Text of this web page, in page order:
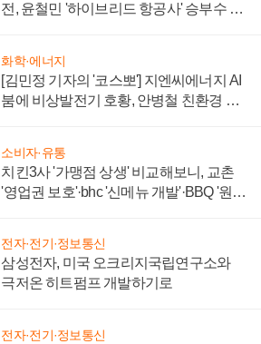
전, 윤철민 '하이브리드 항공사' 승부수 통
화학·에너지
[김민정 기자의 '코스뽀'] 지엔씨에너지 AI
붐에 비상발전기 호황, 안병철 친환경 에
소비자·유통
치킨3사 '가맹점 상생' 비교해보니, 교촌
'영업권 보호'·bhc '신메뉴 개발'·BBQ '원가
전자·전기·정보통신
삼성전자, 미국 오크리지국립연구소와
극저온 히트펌프 개발하기로
전자·전기·정보통신